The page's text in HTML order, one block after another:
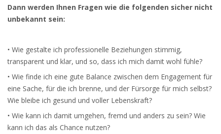
Dann werden Ihnen Fragen wie die folgenden sicher nicht
unbekannt sein:
• Wie gestalte ich professionelle Beziehungen stimmig,
transparent und klar, und so, dass ich mich damit wohl fühle?
• Wie finde ich eine gute Balance zwischen dem Engagement für
eine Sache, für die ich brenne, und der Fürsorge für mich selbst?
Wie bleibe ich gesund und voller Lebenskraft?
• Wie kann ich damit umgehen, fremd und anders zu sein? Wie
kann ich das als Chance nutzen?